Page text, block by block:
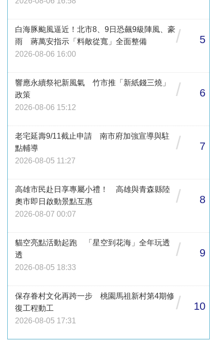
白海豚颱風逼近！北市8、9日恐飆9級陣風、豪
雨 蔣萬安指示「料敵從寬」全面整備
2026-08-06 16:00
/ 5
響應永續祭祀新風氣 竹市推「新紙錢三燒」
政策
2026-08-06 15:12
/ 6
老宅延壽9/11截止申請 南市府加強宣導與駐
點輔導
2026-08-05 11:27
/ 7
高雄市民赴日享專屬小禮！ 高雄與青森縣陸
奧市即日啟動景點互惠
2026-08-07 00:07
/ 8
貓空亮點活動起跑 「星空到花海」全年玩透
透
2026-08-05 18:33
/ 9
保存眷村文化再跨一步 桃園馬祖新村第4期修
復工程動工
2026-08-05 17:31
/ 10